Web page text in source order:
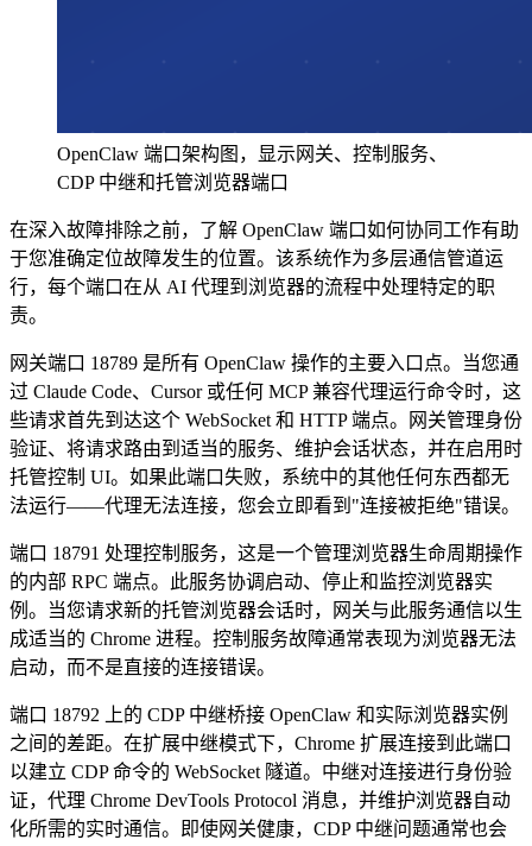
OpenClaw 端口架构图，显示网关、控制服务、
CDP 中继和托管浏览器端口
在深入故障排除之前，了解 OpenClaw 端口如何协同工作有助
于您准确定位故障发生的位置。该系统作为多层通信管道运
行，每个端口在从 AI 代理到浏览器的流程中处理特定的职
责。
网关端口 18789 是所有 OpenClaw 操作的主要入口点。当您通
过 Claude Code、Cursor 或任何 MCP 兼容代理运行命令时，这
些请求首先到达这个 WebSocket 和 HTTP 端点。网关管理身份
验证、将请求路由到适当的服务、维护会话状态，并在启用时
托管控制 UI。如果此端口失败，系统中的其他任何东西都无
法运行——代理无法连接，您会立即看到"连接被拒绝"错误。
端口 18791 处理控制服务，这是一个管理浏览器生命周期操作
的内部 RPC 端点。此服务协调启动、停止和监控浏览器实
例。当您请求新的托管浏览器会话时，网关与此服务通信以生
成适当的 Chrome 进程。控制服务故障通常表现为浏览器无法
启动，而不是直接的连接错误。
端口 18792 上的 CDP 中继桥接 OpenClaw 和实际浏览器实例
之间的差距。在扩展中继模式下，Chrome 扩展连接到此端口
以建立 CDP 命令的 WebSocket 隧道。中继对连接进行身份验
证，代理 Chrome DevTools Protocol 消息，并维护浏览器自动
化所需的实时通信。即使网关健康，CDP 中继问题通常也会